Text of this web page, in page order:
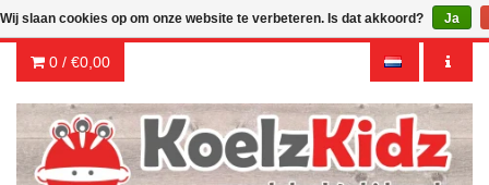
0 / €0,00
Wij slaan cookies op om onze website te verbeteren. Is dat akkoord? Ja